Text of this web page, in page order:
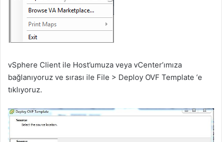
vSphere Client ile Host’umuza veya vCenter’ımıza
bağlanıyoruz ve sırası ile File > Deploy OVF Template ‘e
tıklıyoruz.